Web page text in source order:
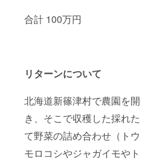
合計 100万円
リターンについて
北海道新篠津村で農園を開
き、そこで収穫した採れた
て野菜の詰め合わせ（トウ
モロコシやジャガイモやト